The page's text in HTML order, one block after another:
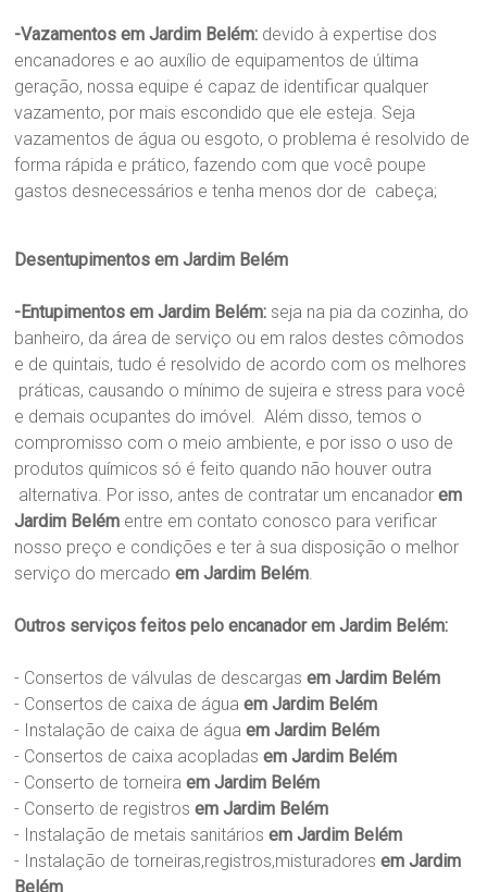
-Vazamentos em Jardim Belém: devido à expertise dos
encanadores e ao auxílio de equipamentos de última
geração, nossa equipe é capaz de identificar qualquer
vazamento, por mais escondido que ele esteja. Seja
vazamentos de água ou esgoto, o problema é resolvido de
forma rápida e prático, fazendo com que você poupe
gastos desnecessários e tenha menos dor de cabeça;
Desentupimentos em Jardim Belém
-Entupimentos em Jardim Belém: seja na pia da cozinha, do
banheiro, da área de serviço ou em ralos destes cômodos
e de quintais, tudo é resolvido de acordo com os melhores
práticas, causando o mínimo de sujeira e stress para você
e demais ocupantes do imóvel. Além disso, temos o
compromisso com o meio ambiente, e por isso o uso de
produtos químicos só é feito quando não houver outra
alternativa. Por isso, antes de contratar um encanadorem
Jardim Belém entre em contato conosco para verificar
nosso preço e condições e ter à sua disposição o melhor
serviço do mercado em Jardim Belém
Outros serviços feitos pelo encanador em Jardim Belém:
- Consertos de válvulas de descargas em Jardim Belém
- Consertos de caixa de água em Jardim Belém
- Instalação de caixa de água em Jardim Belém
- Consertos de caixa acopladas em Jardim Belém
- Conserto de torneira em Jardim Belém
- Conserto de registros em Jardim Belém
- Instalação de metais sanitários em Jardim Belém
- Instalação de torneiras,registros,misturadores em Jardim
Belém